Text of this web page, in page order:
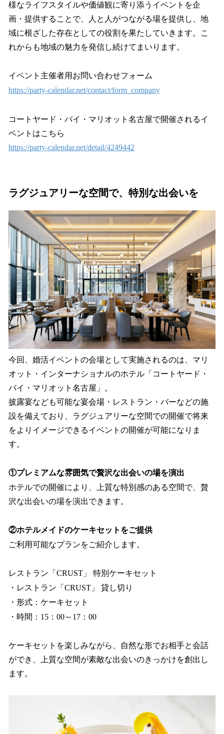
様なライフスタイルや価値観に寄り添うイベントを企
画・提供することで、人と人がつながる場を提供し、地
域に根ざした存在としての役割を果たしていきます。こ
れからも地域の魅力を発信し続けてまいります。
イベント主催者用お問い合わせフォーム
https://party-calendar.net/contact/form_company
コートヤード・バイ・マリオット名古屋で開催されるイ
ベントはこちら
https://party-calendar.net/detail/4249442
ラグジュアリーな空間で、特別な出会いを
今回、婚活イベントの会場として実施されるのは、マリ
オット・インターナショナルのホテル「コートヤード・
バイ・マリオット名古屋」。
披露宴なども可能な宴会場・レストラン・バーなどの施
設を備えており、ラグジュアリーな空間での開催で将来
をよりイメージできるイベントの開催が可能になりま
す。
①プレミアムな雰囲気で贅沢な出会いの場を演出
ホテルでの開催により、上質な特別感のある空間で、贅
沢な出会いの場を演出できます。
②ホテルメイドのケーキセットをご提供
ご利用可能なプランをご紹介します。
レストラン「CRUST」 特別ケーキセット
・レストラン「CRUST」 貸し切り
・形式：ケーキセット
・時間：15：00～17：00
ケーキセットを楽しみながら、自然な形でお相手と会話
ができ、上質な空間が素敵な出会いのきっかけを創出し
ます。